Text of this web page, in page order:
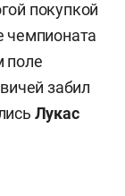
покупкой
чемпионата
поле
забил
Лукас